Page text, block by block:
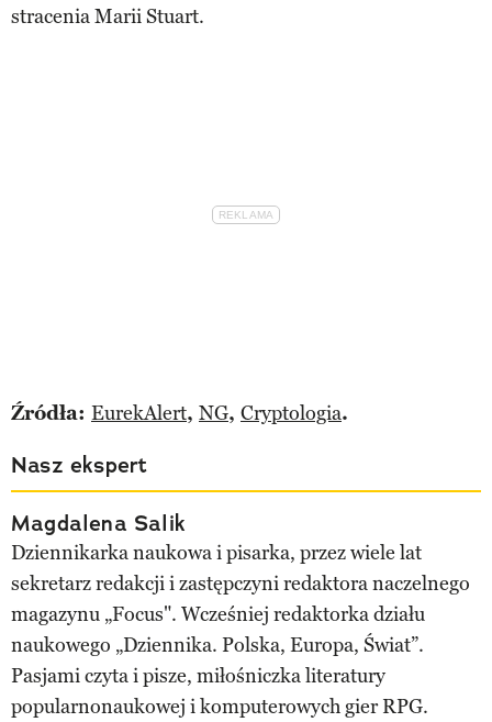
stracenia Marii Stuart.
Źródła: EurekAlert, NG, Cryptologia.
Nasz ekspert
Magdalena Salik
Dziennikarka naukowa i pisarka, przez wiele lat
sekretarz redakcji i zastępczyni redaktora naczelnego
magazynu „Focus". Wcześniej redaktorka działu
naukowego „Dziennika. Polska, Europa, Świat”.
Pasjami czyta i pisze, miłośniczka literatury
popularnonaukowej i komputerowych gier RPG.